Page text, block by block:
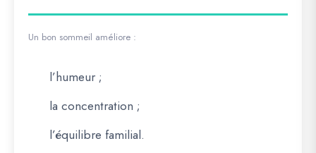
Un bon sommeil améliore :
l’humeur ;
la concentration ;
l’équilibre familial.